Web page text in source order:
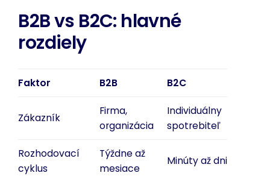
B2B vs B2C: hlavné
rozdiely
Faktor B2B B2C
Zákazník
Firma,
organizácia
Individuálny
spotrebiteľ
Rozhodovací
cyklus
Týždne až
mesiace
Minúty až dni